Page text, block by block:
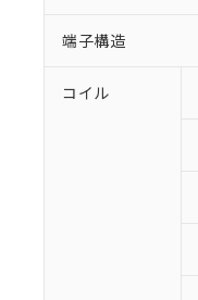
端子構造
コイル